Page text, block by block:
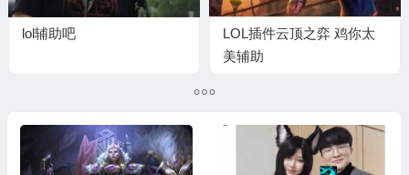
lol辅助吧
LOL插件云顶之弈 鸡你太
美辅助